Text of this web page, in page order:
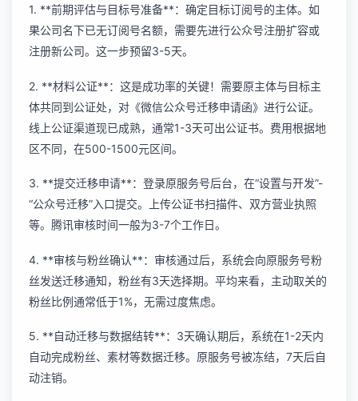
1. **前期评估与目标号准备**：确定目标订阅号的主体。如
果公司名下已无订阅号名额，需要先进行公众号注册扩容或
注册新公司。这一步预留3-5天。
2. **材料公证**：这是成功率的关键！需要原主体与目标主
体共同到公证处，对《微信公众号迁移申请函》进行公证。
线上公证渠道现已成熟，通常1-3天可出公证书。费用根据地
区不同，在500-1500元区间。
3. **提交迁移申请**：登录原服务号后台，在“设置与开发”-
“公众号迁移”入口提交。上传公证书扫描件、双方营业执照
等。腾讯审核时间一般为3-7个工作日。
4. **审核与粉丝确认**：审核通过后，系统会向原服务号粉
丝发送迁移通知，粉丝有3天选择期。平均来看，主动取关的
粉丝比例通常低于1%，无需过度焦虑。
5. **自动迁移与数据结转**：3天确认期后，系统在1-2天内
自动完成粉丝、素材等数据迁移。原服务号被冻结，7天后自
动注销。